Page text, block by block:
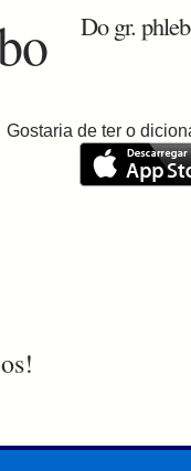
Do gr.
Gostaria de ter o